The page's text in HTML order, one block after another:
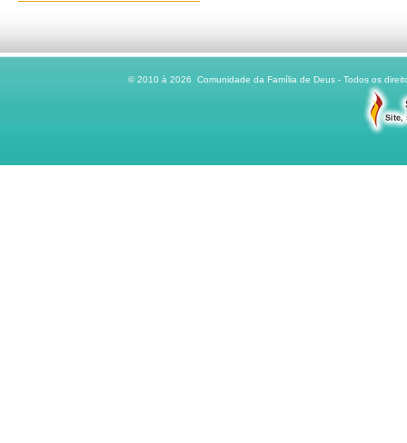
© 2010 à 2026 Comunidade da Família de Deus - Todos os